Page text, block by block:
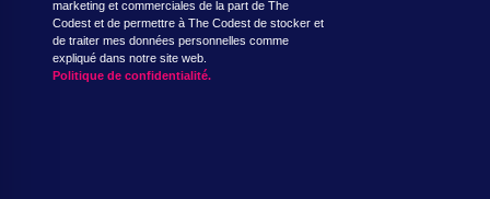
marketing et commerciales de la part de The
Codest et de permettre à The Codest de stocker et
de traiter mes données personnelles comme
expliqué dans notre site web.
Politique de confidentialité.